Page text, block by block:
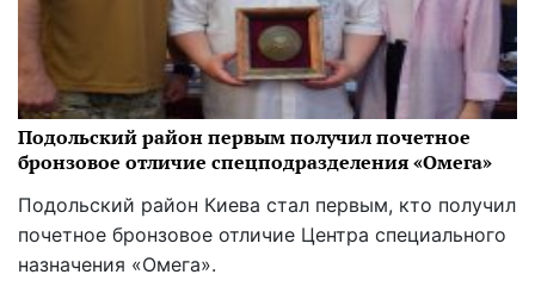
Подольский район первым получил почетное
бронзовое отличие спецподразделения «Омега»
Подольский район Киева стал первым, кто получил
почетное бронзовое отличие Центра специального
назначения «Омега».